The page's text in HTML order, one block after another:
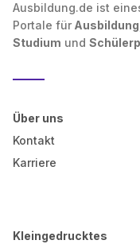
Ausbildung.de ist
Portale für
Studium und
Über uns
Kontakt
Karriere
Kleingedrucktes